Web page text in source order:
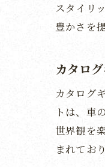
スタイリ
豊かさを
カタロ
カタログ
トは、車
世界観を
まれてお